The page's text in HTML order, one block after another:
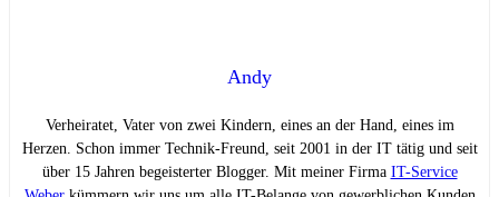
Andy
Verheiratet, Vater von zwei Kindern, eines an der Hand, eines im
Herzen. Schon immer Technik-Freund, seit 2001 in der IT tätig und seit
über 15 Jahren begeisterter Blogger. Mit meiner Firma IT-Service